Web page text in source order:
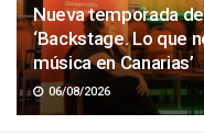
Nueva temporada
‘Backstage. Lo que
música en Canarias’
06/08/2026